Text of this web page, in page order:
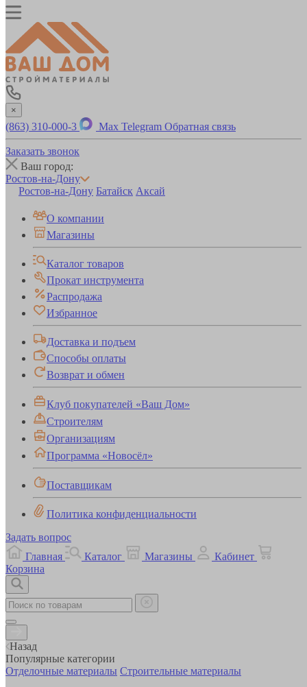
×
(863) 310-000-3 Max Telegram Обратная связь
Заказать звонок
Ваш город:
Ростов-на-Дону
Ростов-на-Дону Батайск Аксай
О компании
Магазины
Каталог товаров
Прокат инструмента
Распродажа
Избранное
Доставка и подъем
Способы оплаты
Возврат и обмен
Клуб покупателей «Ваш Дом»
Строителям
Организациям
Программа «Новосёл»
Поставщикам
Политика конфиденциальности
Задать вопрос
Главная
Каталог Магазины
Кабинет
Корзина
Назад
Популярные категории
Отделочные материалы Строительные материалы